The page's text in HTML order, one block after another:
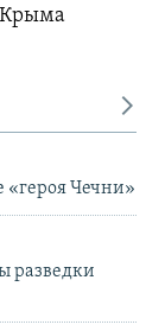
Чечни»
разведки